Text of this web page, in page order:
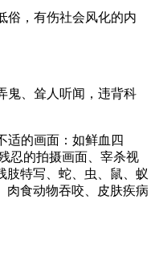
俗，有伤社会风化的内
鬼、耸人听闻，违背科
适的画面：如鲜血四
忍的拍摄画面、宰杀视
肢特写、蛇、虫、鼠、蚁
肉食动物吞咬、皮肤疾病